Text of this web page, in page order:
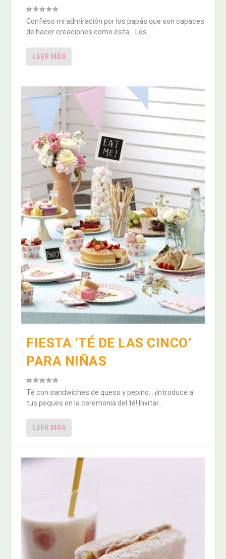
Confieso mi admiración por los papás que son capaces
de hacer creaciones como ésta… Los...
LEER MÁS
FIESTA ‘TÉ DE LAS CINCO’
PARA NIÑAS
Té con sandwiches de queso y pepino… ¡Introduce a
tus peques en la ceremonia del té! Invitar...
LEER MÁS